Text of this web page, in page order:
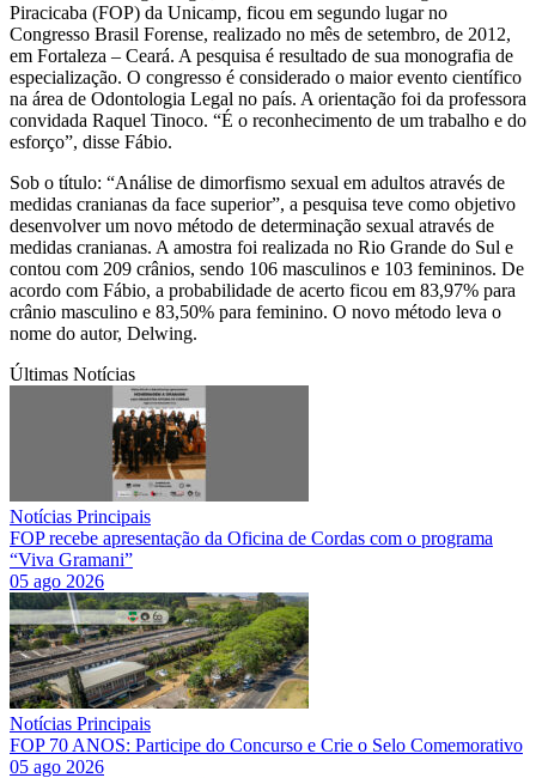
Piracicaba (FOP) da Unicamp, ficou em segundo lugar no
Congresso Brasil Forense, realizado no mês de setembro, de 2012,
em Fortaleza – Ceará. A pesquisa é resultado de sua monografia de
especialização. O congresso é considerado o maior evento científico
na área de Odontologia Legal no país. A orientação foi da professora
convidada Raquel Tinoco. “É o reconhecimento de um trabalho e do
esforço”, disse Fábio.
Sob o título: “Análise de dimorfismo sexual em adultos através de
medidas cranianas da face superior”, a pesquisa teve como objetivo
desenvolver um novo método de determinação sexual através de
medidas cranianas. A amostra foi realizada no Rio Grande do Sul e
contou com 209 crânios, sendo 106 masculinos e 103 femininos. De
acordo com Fábio, a probabilidade de acerto ficou em 83,97% para
crânio masculino e 83,50% para feminino. O novo método leva o
nome do autor, Delwing.
Últimas Notícias
Notícias Principais
FOP recebe apresentação da Oficina de Cordas com o programa
“Viva Gramani”
05 ago 2026
Notícias Principais
FOP 70 ANOS: Participe do Concurso e Crie o Selo Comemorativo
05 ago 2026